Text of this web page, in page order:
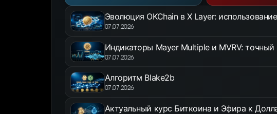
Эволюция OKChain в X Layer:
07.07.2026
Индикаторы Mayer Multiple и MVRV:
07.07.2026
Алгоритм Blake2b
07.07.2026
Актуальный курс Биткоина и Эфира к